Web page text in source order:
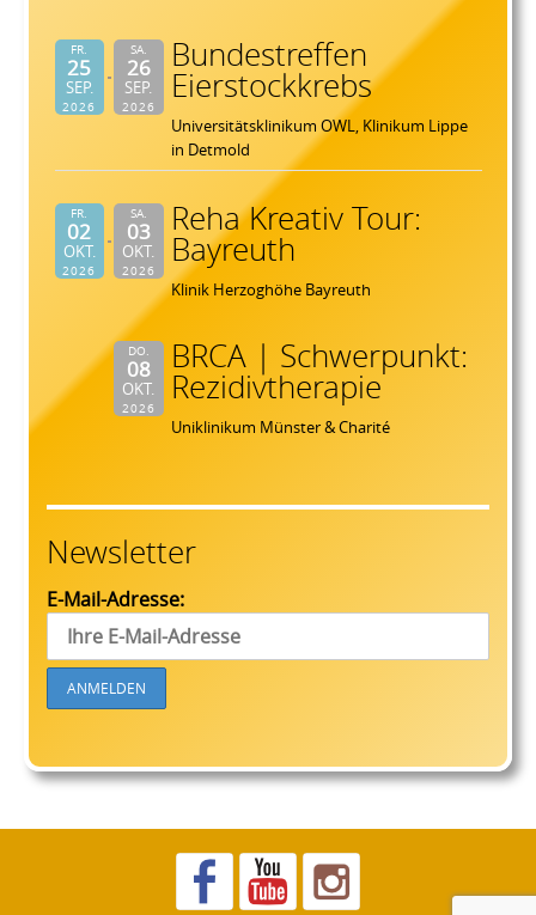
FR.
25
SEP.
2026
SA.
26
SEP.
2026
Bundestreffen
Eierstockkrebs
Universitätsklinikum OWL, Klinikum Lippe
in Detmold
FR.
02
OKT.
2026
SA.
03
OKT.
2026
Reha Kreativ Tour:
Bayreuth
Klinik Herzoghöhe Bayreuth
DO.
08
OKT.
2026
BRCA | Schwerpunkt:
Rezidivtherapie
Uniklinikum Münster & Charité
Newsletter
E-Mail-Adresse: